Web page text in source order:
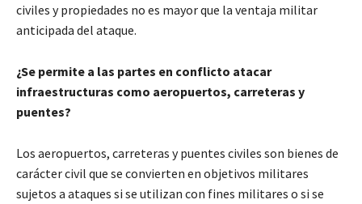
civiles y propiedades no es mayor que la ventaja militar
anticipada del ataque.
¿Se permite a las partes en conflicto atacar
infraestructuras como aeropuertos, carreteras y
puentes?
Los aeropuertos, carreteras y puentes civiles son bienes de
carácter civil que se convierten en objetivos militares
sujetos a ataques si se utilizan con fines militares o si se